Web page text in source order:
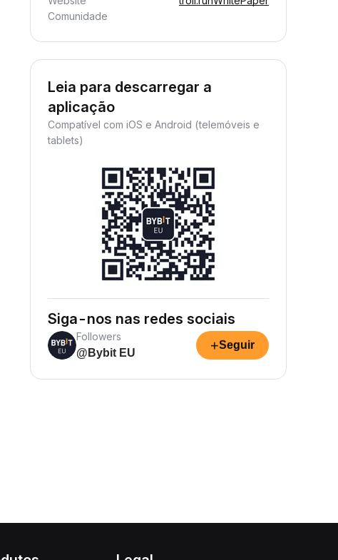
Comunidade
Leia para descarregar a
aplicação
Compatível com iOS e Android (telemóveis e
tablets)
Siga-nos nas redes sociais
Followers
@Bybit EU
+Seguir